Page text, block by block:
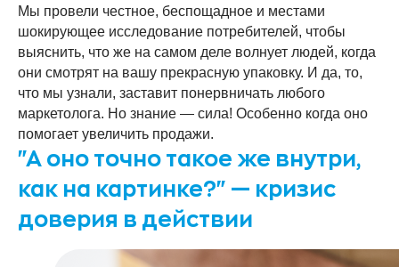
Мы провели честное, беспощадное и местами
шокирующее исследование потребителей, чтобы
выяснить, что же на самом деле волнует людей, когда
они смотрят на вашу прекрасную упаковку. И да, то,
что мы узнали, заставит понервничать любого
маркетолога. Но знание — сила! Особенно когда оно
помогает увеличить продажи.
"А оно точно такое же внутри,
как на картинке?" — кризис
доверия в действии